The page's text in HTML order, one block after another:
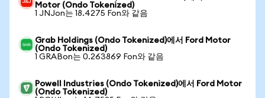
Motor (Ondo Tokenized)
1 JNJon는 18.4275 Fon와 같음
Grab Holdings (Ondo Tokenized)에서 Ford Motor
(Ondo Tokenized)
1 GRABon는 0.263869 Fon와 같음
Powell Industries (Ondo Tokenized)에서 Ford Motor
(Ondo Tokenized)